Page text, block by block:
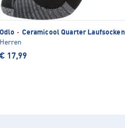
Odlo · Ceramicool Quarter Laufsocken
Herren
€ 17,99